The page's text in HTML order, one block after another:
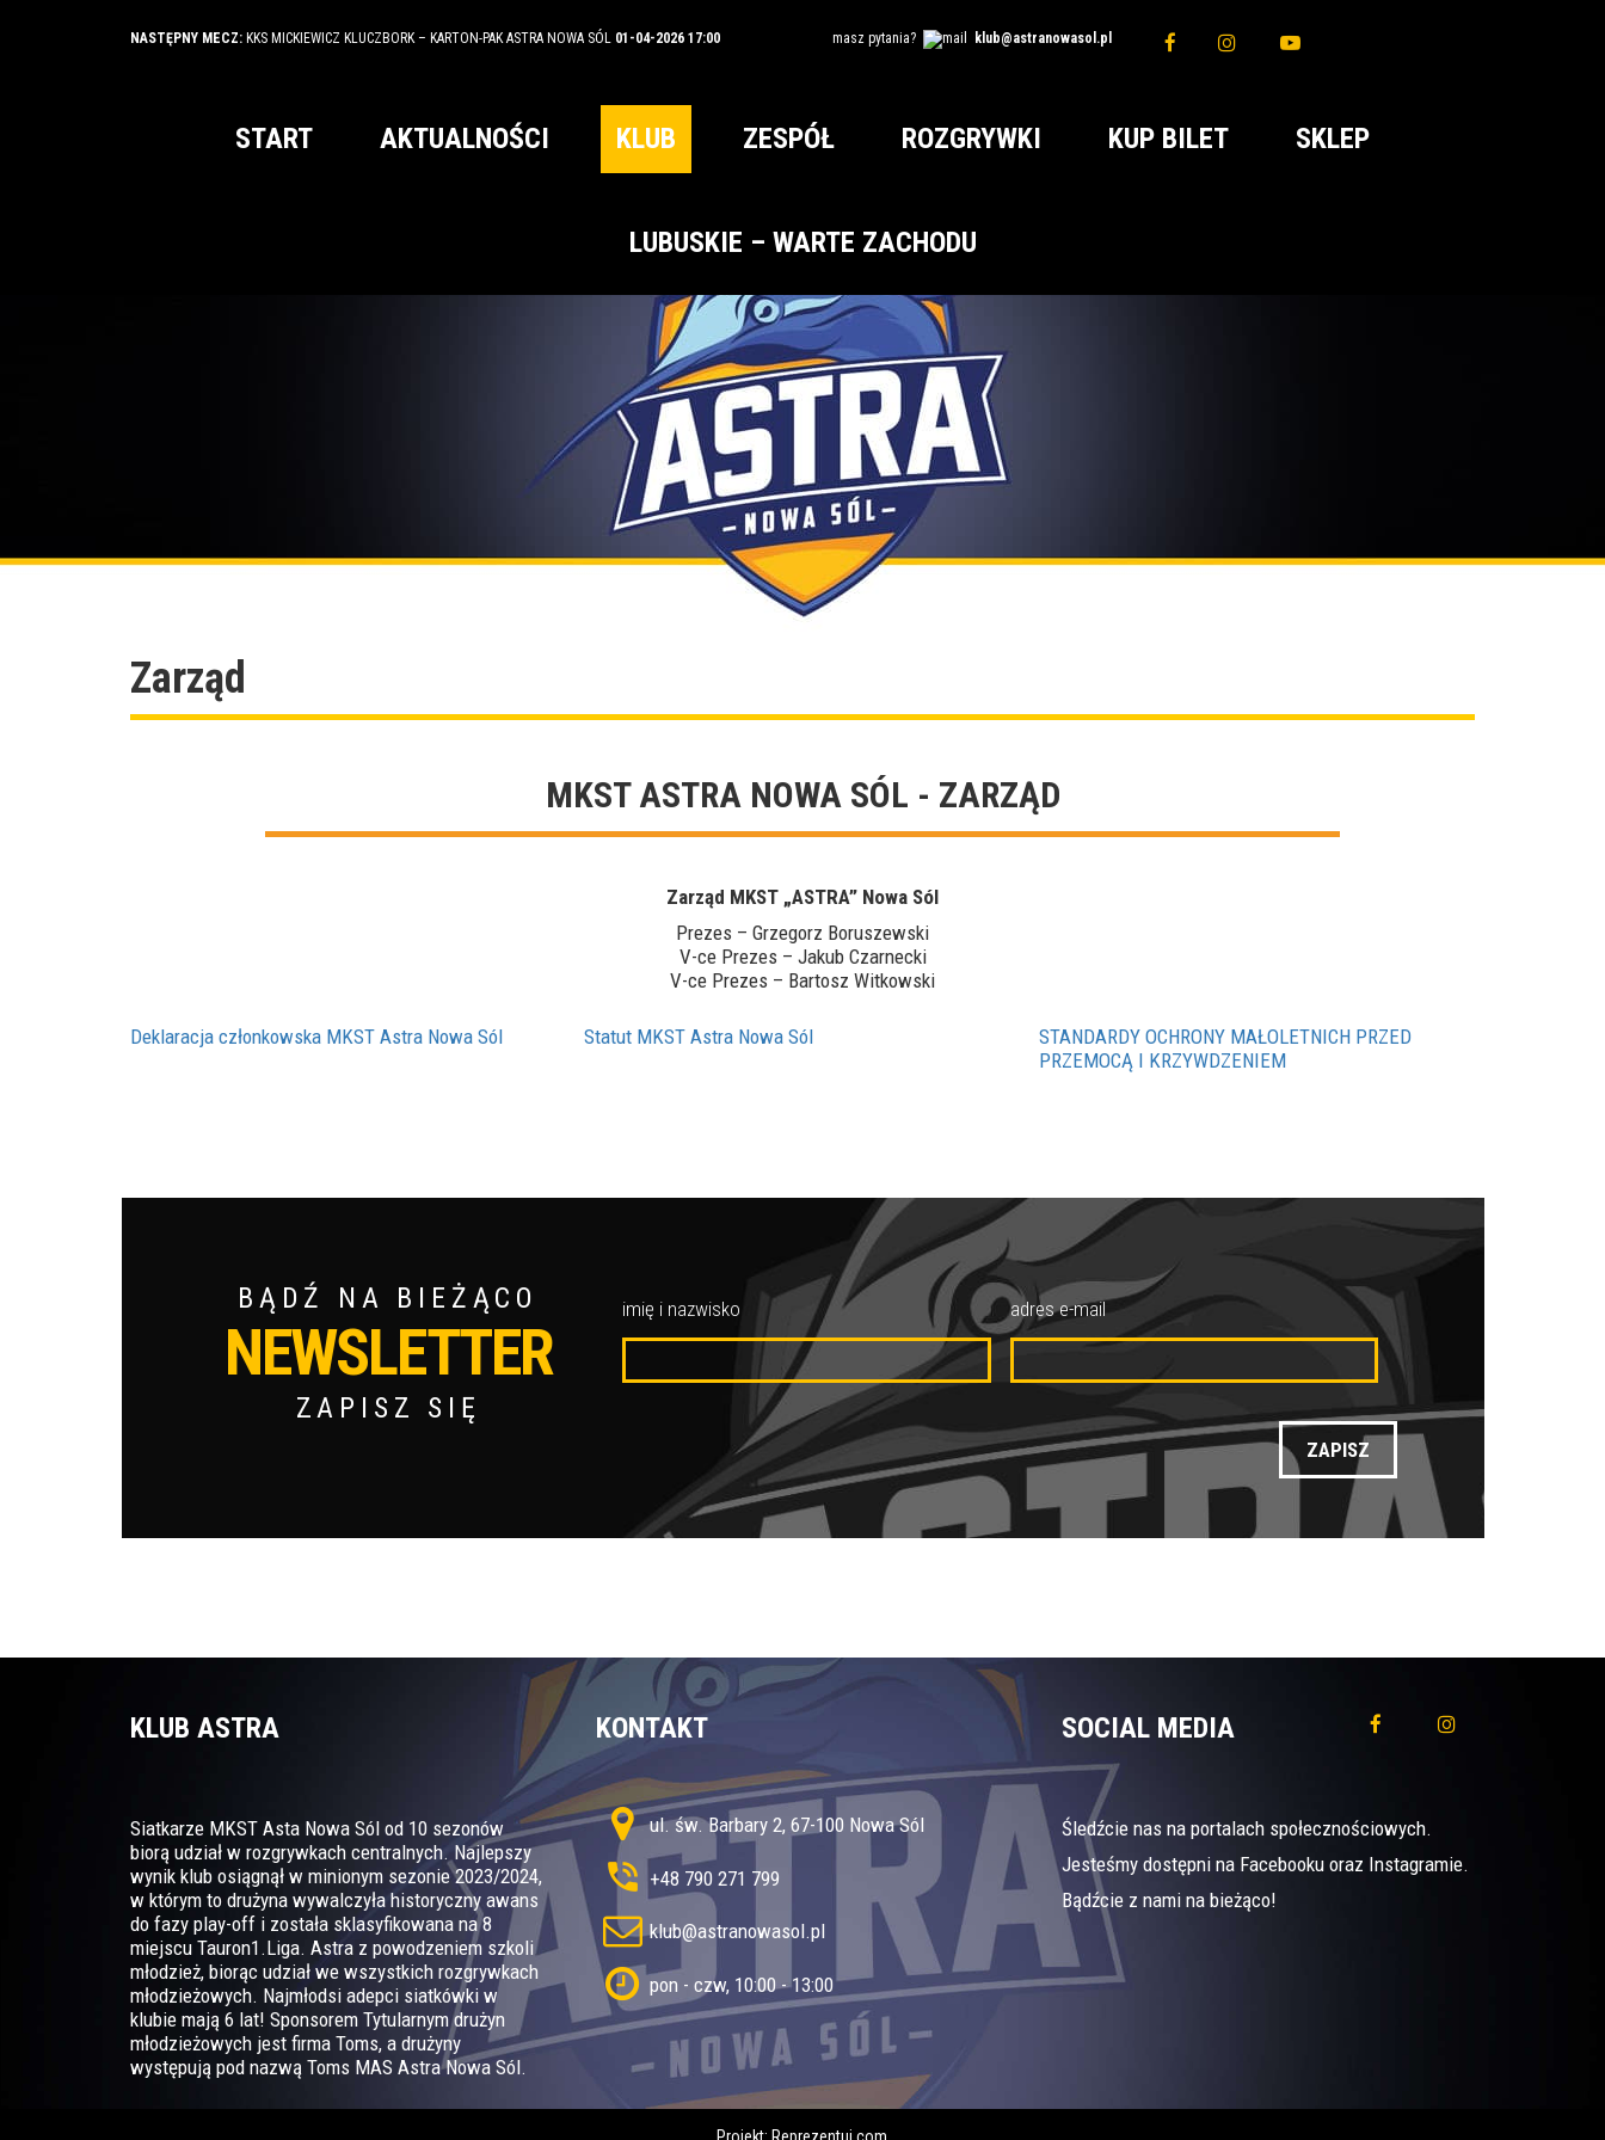
NASTĘPNY MECZ: KKS MICKIEWICZ KLUCZBORK – KARTON-PAK ASTRA NOWA SÓL 01-04-2026 17:00 masz pytania? klub@astranowasol.pl
START AKTUALNOŚCI KLUB ZESPÓŁ ROZGRYWKI KUP BILET SKLEP
LUBUSKIE – WARTE ZACHODU
Zarząd
MKST ASTRA NOWA SÓL - ZARZĄD
Zarząd MKST „ASTRA” Nowa Sól
Prezes – Grzegorz Boruszewski
V-ce Prezes – Jakub Czarnecki
V-ce Prezes – Bartosz Witkowski
Deklaracja członkowska MKST Astra Nowa Sól Statut MKST Astra Nowa Sól
STANDARDY OCHRONY MAŁOLETNICH PRZED
PRZEMOCĄ I KRZYWDZENIEM
BĄDŹ NA BIEŻĄCO
NEWSLETTER
ZAPISZ SIĘ
imię i nazwisko adres e-mail
KLUB ASTRA
Siatkarze MKST Asta Nowa Sól od 10 sezonów
biorą udział w rozgrywkach centralnych. Najlepszy
wynik klub osiągnął w minionym sezonie 2023/2024,
w którym to drużyna wywalczyła historyczny awans
do fazy play-off i została sklasyfikowana na 8
miejscu Tauron1.Liga. Astra z powodzeniem szkoli
młodzież, biorąc udział we wszystkich rozgrywkach
młodzieżowych. Najmłodsi adepci siatkówki w
klubie mają 6 lat! Sponsorem Tytularnym drużyn
młodzieżowych jest firma Toms, a drużyny
występują pod nazwą Toms MAS Astra Nowa Sól.
KONTAKT
ul. św. Barbary 2, 67-100 Nowa Sól
+48 790 271 799
klub@astranowasol.pl
pon - czw, 10:00 - 13:00
SOCIAL MEDIA
Śledźcie nas na portalach społecznościowych.
Jesteśmy dostępni na Facebooku oraz Instagramie.
Bądźcie z nami na bieżąco!